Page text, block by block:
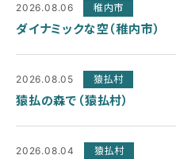
2026.08.06 稚内市
ダイナミックな空（稚内市）
2026.08.05 猿払村
猿払の森で（猿払村）
2026.08.04 猿払村